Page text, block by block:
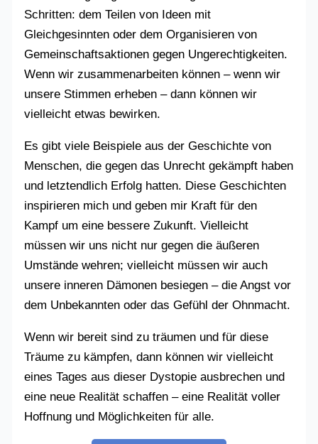
Schritten: dem Teilen von Ideen mit
Gleichgesinnten oder dem Organisieren von
Gemeinschaftsaktionen gegen Ungerechtigkeiten.
Wenn wir zusammenarbeiten können – wenn wir
unsere Stimmen erheben – dann können wir
vielleicht etwas bewirken.
Es gibt viele Beispiele aus der Geschichte von
Menschen, die gegen das Unrecht gekämpft haben
und letztendlich Erfolg hatten. Diese Geschichten
inspirieren mich und geben mir Kraft für den
Kampf um eine bessere Zukunft. Vielleicht
müssen wir uns nicht nur gegen die äußeren
Umstände wehren; vielleicht müssen wir auch
unsere inneren Dämonen besiegen – die Angst vor
dem Unbekannten oder das Gefühl der Ohnmacht.
Wenn wir bereit sind zu träumen und für diese
Träume zu kämpfen, dann können wir vielleicht
eines Tages aus dieser Dystopie ausbrechen und
eine neue Realität schaffen – eine Realität voller
Hoffnung und Möglichkeiten für alle.